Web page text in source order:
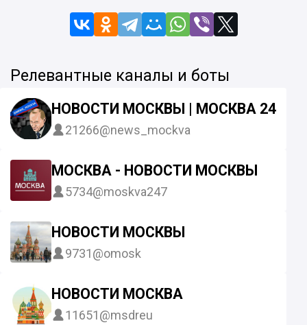
Релевантные каналы и боты
НОВОСТИ МОСКВЫ | МОСКВА 24/7
21266@news_mockva
МОСКВА - НОВОСТИ МОСКВЫ
5734@moskva247
НОВОСТИ МОСКВЫ
9731@omosk
НОВОСТИ МОСКВА
11651@msdreu